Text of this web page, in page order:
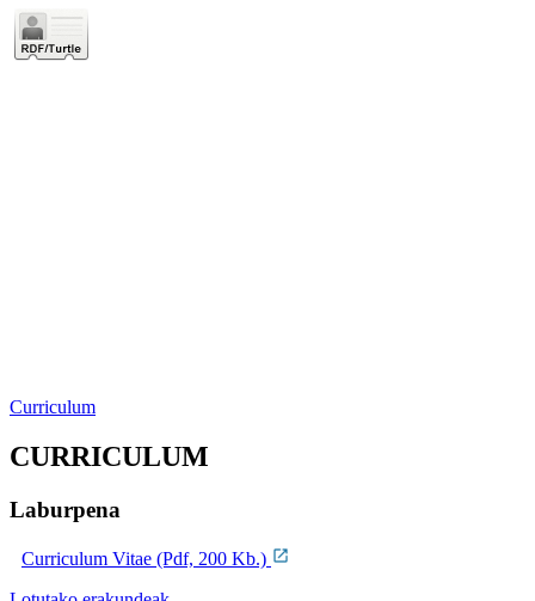
Curriculum
CURRICULUM
Laburpena
Curriculum Vitae (Pdf, 200 Kb.)